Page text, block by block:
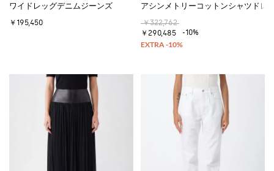
ワイドレッグデニムジーンズ
￥195,450
アシンメトリーコットンシャツドレ
￥322,762
￥290,485
-10%